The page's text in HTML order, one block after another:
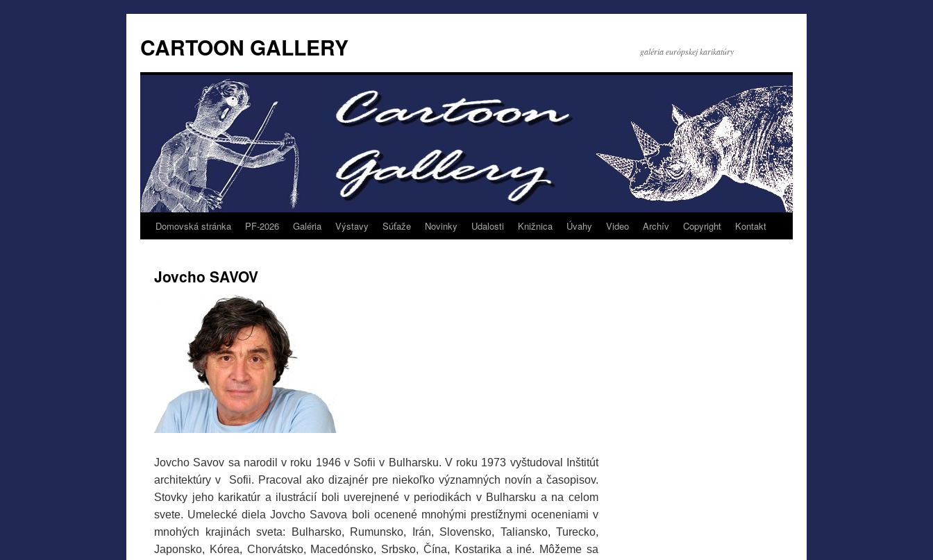
CARTOON GALLERY galéria európskej karikatúry
Domovská stránka PF-2026 Galéria Výstavy Súťaže Novinky Udalosti Knižnica Úvahy Video Archív Copyright Kontakt
Jovcho SAVOV
Jovcho Savov sa narodil v roku 1946 v Sofii v Bulharsku. V roku 1973 vyštudoval Inštitút
architektúry v Sofii. Pracoval ako dizajnér pre niekoľko významných novín a časopisov.
Stovky jeho karikatúr a ilustrácií boli uverejnené v periodikách v Bulharsku a na celom
svete. Umelecké diela Jovcho Savova boli ocenené mnohými prestížnymi oceneniami v
mnohých krajinách sveta: Bulharsko, Rumunsko, Irán, Slovensko, Taliansko, Turecko,
Japonsko, Kórea, Chorvátsko, Macedónsko, Srbsko, Čína, Kostarika a iné. Môžeme sa